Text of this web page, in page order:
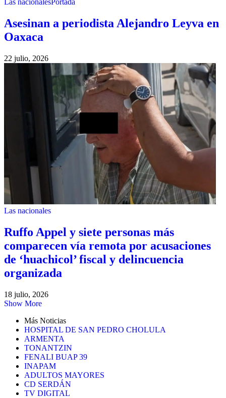
Las nacionalesPortada
Asesinan a periodista Alejandro Leyva en
Oaxaca
22 julio, 2026
Las nacionales
Ruffo Appel y siete personas más
comparecen vía remota por acusaciones
de ‘huachicol’ fiscal y delincuencia
organizada
18 julio, 2026
Show More
Más Noticias
HOSPITAL DE SAN PEDRO CHOLULA
ARMENTA
TONANTZIN
FENALI BUAP 39
INAPAM
ADULTOS MAYORES
CD SERDÁN
TV DIGITAL